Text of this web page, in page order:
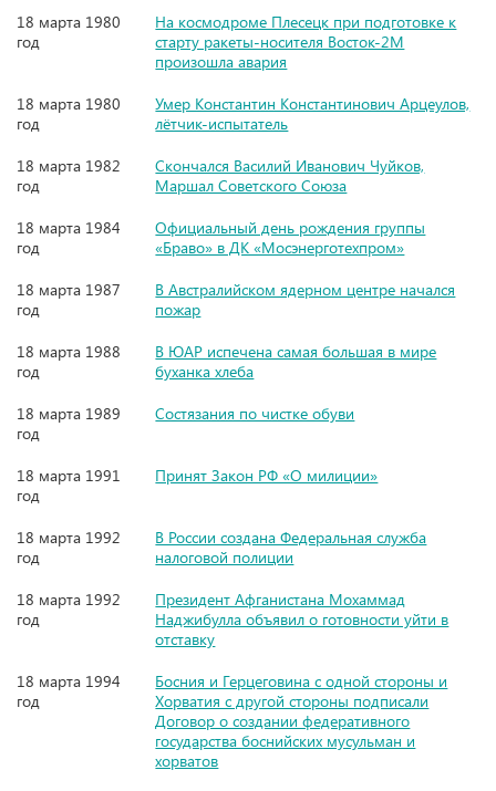
18 марта 1980
год
На космодроме Плесецк при подготовке к
старту ракеты-носителя Восток-2М
произошла авария
18 марта 1980
год
Умер Константин Константинович Арцеулов,
лётчик-испытатель
18 марта 1982
год
Скончался Василий Иванович Чуйков,
Маршал Советского Союза
18 марта 1984
год
Официальный день рождения группы
«Браво» в ДК «Мосэнерготехпром»
18 марта 1987
год
В Австралийском ядерном центре начался
пожар
18 марта 1988
год
В ЮАР испечена самая большая в мире
буханка хлеба
18 марта 1989
год
Состязания по чистке обуви
18 марта 1991
год
Принят Закон РФ «О милиции»
18 марта 1992
год
В России создана Федеральная служба
налоговой полиции
18 марта 1992
год
Президент Афганистана Мохаммад
Наджибулла объявил о готовности уйти в
отставку
18 марта 1994
год
Босния и Герцеговина с одной стороны и
Хорватия с другой стороны подписали
Договор о создании федеративного
государства боснийских мусульман и
хорватов